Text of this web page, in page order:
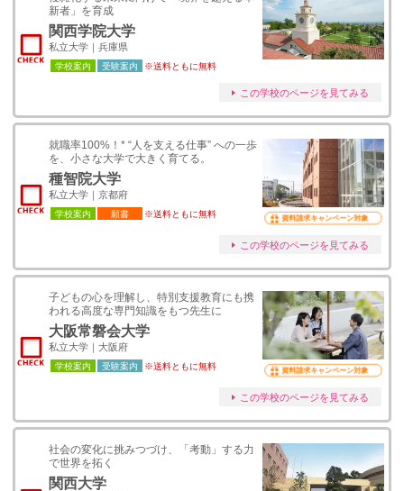
新者」を育成
関西学院大学
私立大学｜兵庫県
学校案内 受験案内 ※送料ともに無料
この学校のページを見てみる
就職率100%！* “人を支える仕事” への一歩
を、小さな大学で大きく育てる。
種智院大学
私立大学｜京都府
学校案内 願書 ※送料ともに無料 資料請求キャンペーン対象
この学校のページを見てみる
子どもの心を理解し、特別支援教育にも携
われる高度な専門知識をもつ先生に
大阪常磐会大学
私立大学｜大阪府
学校案内 受験案内 ※送料ともに無料 資料請求キャンペーン対象
この学校のページを見てみる
社会の変化に挑みつづけ、「考動」する力
で世界を拓く
関西大学